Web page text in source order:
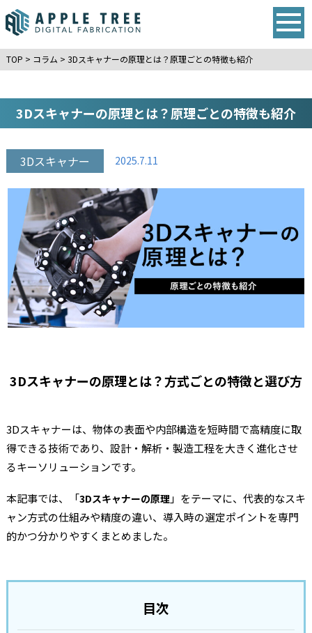
TOP > コラム > 3Dスキャナーの原理とは？原理ごとの特徴も紹介
3Dスキャナーの原理とは？原理ごとの特徴も紹介
3Dスキャナー 2025.7.11
3Dスキャナーの原理とは？方式ごとの特徴と選び方
3Dスキャナーは、物体の表面や内部構造を短時間で高精度に取
得できる技術であり、設計・解析・製造工程を大きく進化させ
るキーソリューションです。
本記事では、「3Dスキャナーの原理 」をテーマに、代表的なスキ
ャン方式の仕組みや精度の違い、導入時の選定ポイントを専門
的かつ分かりやすくまとめました。
目次